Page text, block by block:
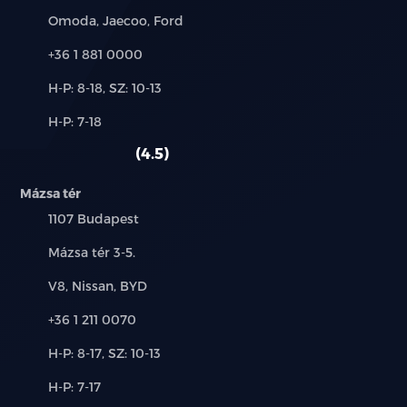
fékezéssel (RCTA, RCTB)
Elöl haladó jármű elindulására figyelmeztetés (DAI)
Holttérfigyelő rendszer (BSD)
Intelligens sebességasszisztens (SLA, SLIF, ISA, SCF)
Ajtónyitásra figyelmeztető rendszer (DOW)
LED világítás (fényszórók, nappali menetfény, hátsó
lámpák)
Projektoros fényszórók
„Follow Me Home” funkció (késleltetett
Márkák:
Omoda, Jaecoo, Ford
Telefon:
+36 1 881 0000
Új-
használt
H-P: 8-18, SZ: 10-13
Alkatrész,
H-P: 7-18
4.5
Mázsa tér
Település:
1107 Budapest
Cím:
Mázsa tér 3-5.
Márkák:
V8, Nissan, BYD
Telefon:
+36 1 211 0070
Új-
használt
H-P: 8-17, SZ: 10-13
Alkatrész,
H-P: 7-17